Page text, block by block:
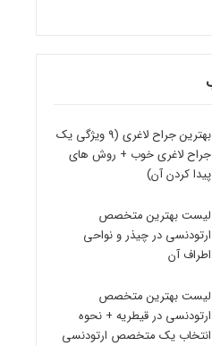
بهترین جراح لاغری (9 ویژگی یک
جراح لاغری خوب + روش های
پیدا کردن آن)
لیست بهترین متخصص
ارتودنسی در چیذر و نواحی
اطراف آن
لیست بهترین متخصص
ارتودنسی در قیطریه + نحوه
انتخاب یک متخصص ارتودنسی